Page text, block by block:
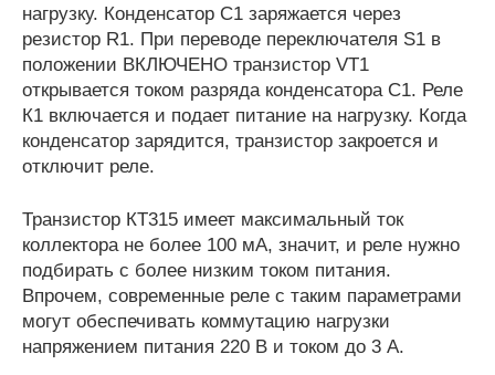
нагрузку. Конденсатор С1 заряжается через
резистор R1. При переводе переключателя S1 в
положении ВКЛЮЧЕНО транзистор VT1
открывается током разряда конденсатора С1. Реле
К1 включается и подает питание на нагрузку. Когда
конденсатор зарядится, транзистор закроется и
отключит реле.
Транзистор КТ315 имеет максимальный ток
коллектора не более 100 мА, значит, и реле нужно
подбирать с более низким током питания.
Впрочем, современные реле с таким параметрами
могут обеспечивать коммутацию нагрузки
напряжением питания 220 В и током до 3 А.